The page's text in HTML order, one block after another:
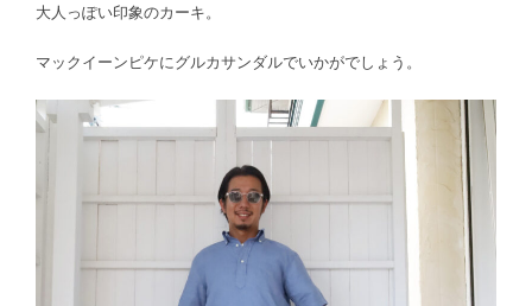
大人っぽい印象のカーキ。
マックイーンピケにグルカサンダルでいかがでしょう。